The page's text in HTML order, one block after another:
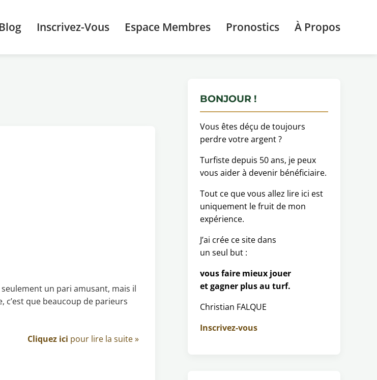
Blog Inscrivez-Vous Espace Membres Pronostics À Propos
un pari amusant, mais il
que beaucoup de parieurs
Cliquez ici pour lire la suite »
BONJOUR !
Vous êtes déçu de toujours
perdre votre argent ?
Turfiste depuis 50 ans, je peux
vous aider à devenir bénéficiaire.
Tout ce que vous allez lire ici est
uniquement le fruit de mon
expérience.
J’ai crée ce site dans
un seul but :
vous faire mieux jouer
et gagner plus au turf.
Christian FALQUE
Inscrivez-vous